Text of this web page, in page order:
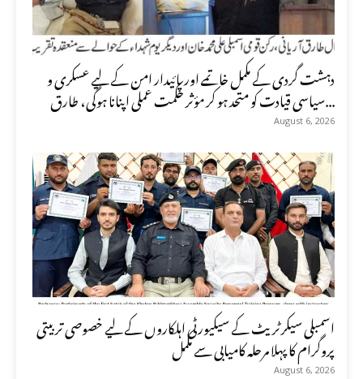
دہشت گردی کے مکمل خاتمے اور پائیدار امن کے لیے عسکری و
سیاسی قیادت کو متحد ہو کر مؤثر حکمت عملی اپنانا ہوگی، طارق...
August 6, 2026
اسمبلی سیکرٹریٹ کے سیکیورٹی اہلکاروں کے لیے خصوصی تربیتی
پروگرام کا پہلا مرحلہ کامیابی سے مکمل
August 6, 2026